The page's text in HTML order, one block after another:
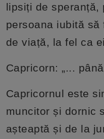
lipsiți de speranță,
persoana iubită
de viață, la fel ca
Capricorn: „...
Capricornul este
muncitor și dornic
așteaptă și de la